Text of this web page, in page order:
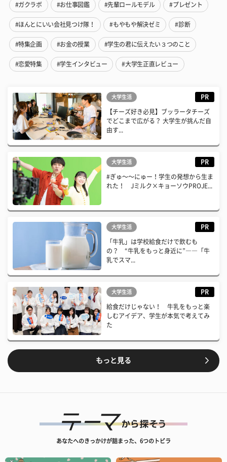
#ガクラボ #お仕事図鑑 #先輩ロールモデル #プレゼント
#ほんとにいい会社見つけ隊！ #もやもや解決ゼミ #診断
#特集企画 #お金の授業 #学生の君に伝えたい３つのこと
#恋愛特集 #学生インタビュー #大学生正直レビュー
大学生活 PR
【チーズ好き必見】ブッラータチーズ
でどこまで広がる？ 大学生が挑んだ自
由す...
大学生活 PR
#ぎゅ〜〜にゅー！学生の発想から生ま
れた！ Jミルク×キョーソウPROJE...
大学生活 PR
「牛乳」は学校給食だけで飲むも
の？ “牛乳をもっと身近に”――「牛
乳でスマ...
大学生活 PR
給食だけじゃない！ 牛乳をもっと楽
しむアイデア、学生が本気で考えてみ
た
もっと見る
あなたへのきっかけが詰まった、6つのトビラ